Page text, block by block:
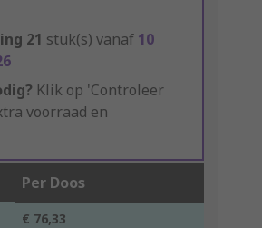
21 stuk(s) vanaf 10
Klik op 'Controleer
voorraad en
Per Doos
€ 76,33